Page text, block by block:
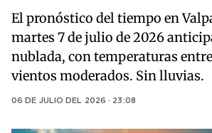
El pronóstico del tiempo en
martes 7 de julio de 2026
nublada, con temperaturas entre
vientos moderados. Sin lluvias.
06 DE JULIO DEL 2026 · 23:08